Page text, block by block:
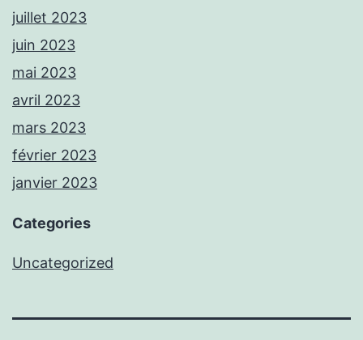
juillet 2023
juin 2023
mai 2023
avril 2023
mars 2023
février 2023
janvier 2023
Categories
Uncategorized